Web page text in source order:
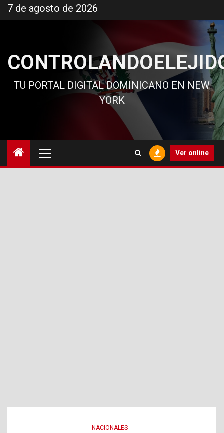
al
7 de agosto de 2026
TU PORTAL DIGITAL DOMINICANO EN NEW
YORK
principal
Ver online
NACIONALES